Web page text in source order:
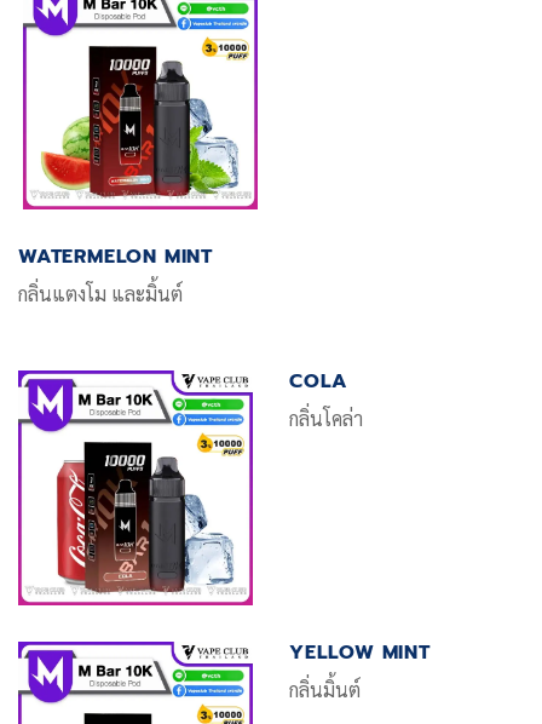
WATERMELON MINT
กลิ่นแตงโม และมิ้นต์
COLA
กลิ่นโคล่า
YELLOW MINT
กลิ่นมิ้นต์